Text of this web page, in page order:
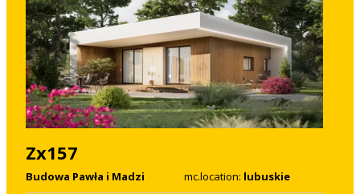
Zx157
Budowa Pawła i Madzi mc.location: lubuskie